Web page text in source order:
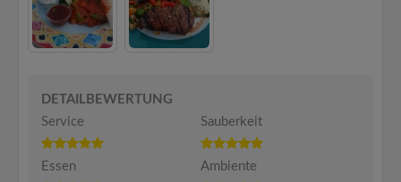
DETAILBEWERTUNG
Service
Sauberkeit
Essen Ambiente